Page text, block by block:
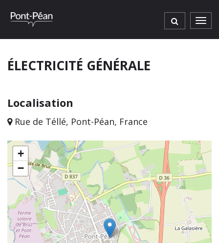
ÉLECTRICITÉ GÉNÉRALE
Localisation
Rue de Téllé, Pont-Péan, France
+
−